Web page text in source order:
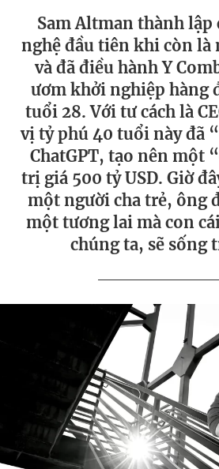
Sam Altman thành lập
nghệ đầu tiên khi còn
và đã điều hành Y
ươm khởi nghiệp hàng
tuổi 28. Với tư cách là
vị tỷ phú 40 tuổi này đã
ChatGPT, tạo nên một
trị giá 500 tỷ USD. Giờ
một người cha trẻ, ông
một tương lai mà con
chúng ta, sẽ sống